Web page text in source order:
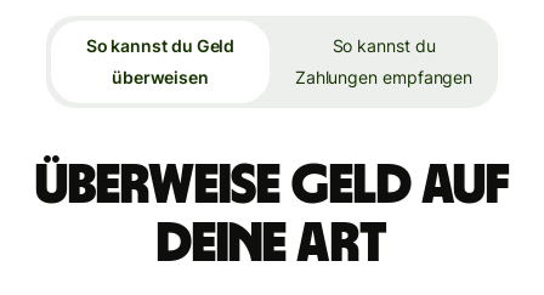
So kannst du Geld
überweisen
So kannst du
Zahlungen empfangen
Überweise Geld auf
deine Art